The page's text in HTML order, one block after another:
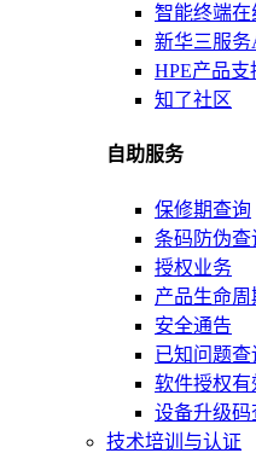
智能终端在
新华三服务
HPE产品支
知了社区
自助服务
保修期查询
条码防伪查
授权业务
产品生命周
安全通告
已知问题查
软件授权有
设备升级码
技术培训与认证